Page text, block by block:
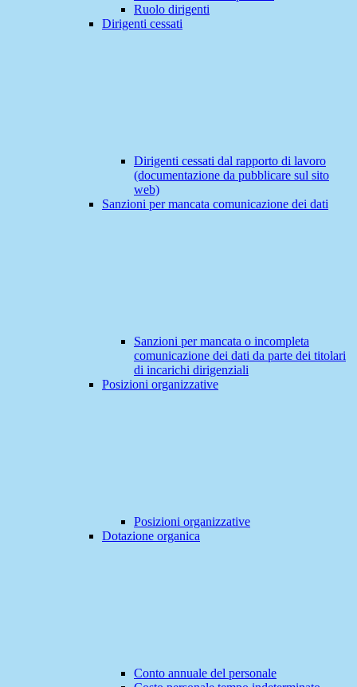
Ruolo dirigenti
Dirigenti cessati
Dirigenti cessati dal rapporto di lavoro
(documentazione da pubblicare sul sito
web)
Sanzioni per mancata comunicazione dei dati
Sanzioni per mancata o incompleta
comunicazione dei dati da parte dei titolari
di incarichi dirigenziali
Posizioni organizzative
Posizioni organizzative
Dotazione organica
Conto annuale del personale